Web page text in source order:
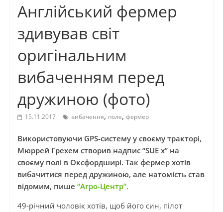
Англійський фермер
здивував світ
оригінальним
вибаченням перед
дружиною (фото)
15.11.2017 вибачення, поле, фермер
Використовуючи GPS-систему у своєму тракторі,
Мюррей Грехем створив надпис “SUE x” на
своєму полі в Оксфордширі. Так фермер хотів
вибачитися перед дружиною, але натомість став
відомим, пише “Агро-Центр”.
49-річний чоловік хотів, щоб його син, пілот